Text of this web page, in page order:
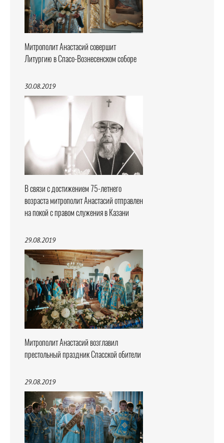
Митрополит Анастасий совершит
Литургию в Спасо-Вознесенском соборе
30.08.2019
В связи с достижением 75-летнего
возраста митрополит Анастасий отправлен
на покой с правом служения в Казани
29.08.2019
Митрополит Анастасий возглавил
престольный праздник Спасской обители
29.08.2019